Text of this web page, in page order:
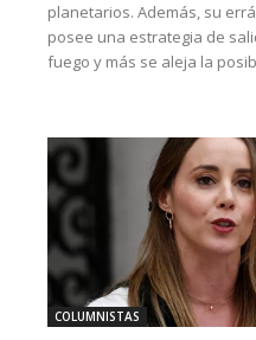
planetarios. Además, su
posee una estrategia de
fuego y más se aleja la
COLUMNISTAS